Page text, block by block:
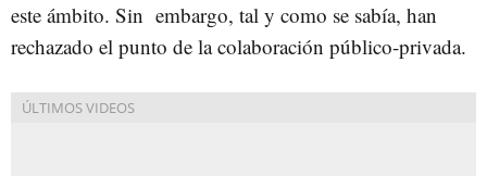
este ámbito. Sin embargo, tal y como se sabía, han
rechazado el punto de la colaboración público-privada.